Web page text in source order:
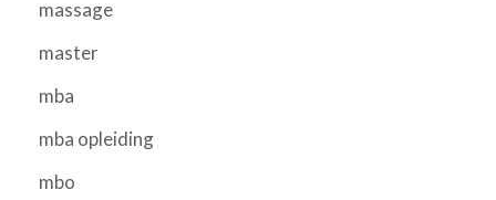
massage
master
mba
mba opleiding
mbo